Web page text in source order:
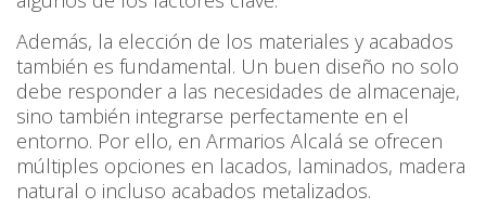
Además, la elección de los materiales y acabados
también es fundamental. Un buen diseño no solo
debe responder a las necesidades de almacenaje,
sino también integrarse perfectamente en el
entorno. Por ello, en Armarios Alcalá se ofrecen
múltiples opciones en lacados, laminados, madera
natural o incluso acabados metalizados.